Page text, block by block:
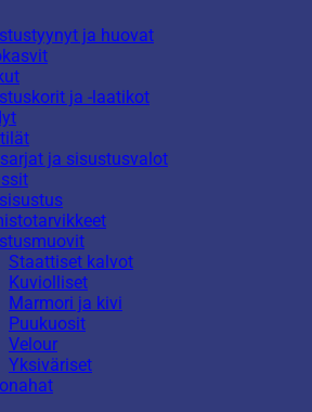
ja huovat
ja -laatikot
ja sisustusvalot
Staattiset kalvot
Kuviolliset
Marmori ja kivi
Puukuosit
Velour
Yksiväriset